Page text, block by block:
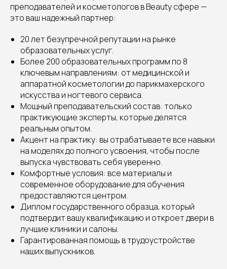
преподавателей и косметологов в Beauty сфере —
это ваш надежный партнер:
20 лет безупречной репутации на рынке
образовательных услуг.
Более 200 образовательных программ по 8
ключевым направлениям: от медицинской и
аппаратной косметологии до парикмахерского
искусства и ногтевого сервиса.
Мощный преподавательский состав: только
практикующие эксперты, которые делятся
реальным опытом.
Акцент на практику: вы отрабатываете все навыки
на моделях до полного усвоения, чтобы после
выпуска чувствовать себя уверенно.
Комфортные условия: все материалы и
современное оборудование для обучения
предоставляются центром.
Диплом государственного образца, который
подтвердит вашу квалификацию и откроет двери в
лучшие клиники и салоны.
Гарантированная помощь в трудоустройстве
наших выпускников.